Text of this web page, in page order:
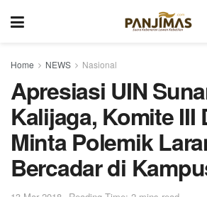
Home NEWS Nasional
Apresiasi UIN
Kalijaga, Komite III
Minta Polemik
Bercadar di